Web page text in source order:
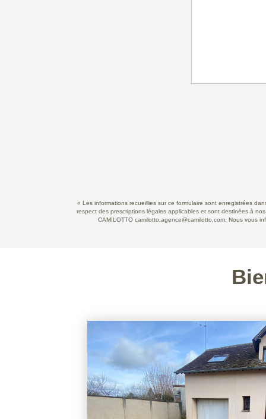
« Les informations recueillies sur ce formulaire sont enregistrées
respect des prescriptions légales applicables et sont destinées à
CAMILOTTO camilotto.agence@camilotto.com. Nous vous